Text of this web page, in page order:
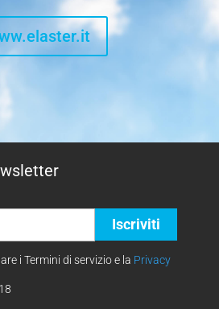
i Termini di servizio e la Privacy